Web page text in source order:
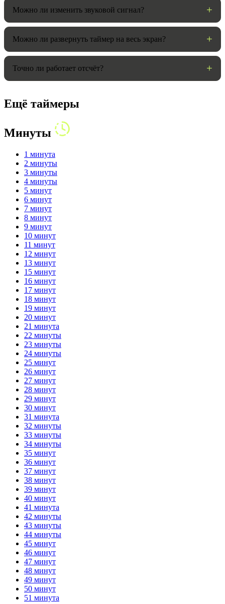
Можно ли изменить звуковой сигнал?
Можно ли развернуть таймер на весь экран?
Точно ли работает отсчёт?
Ещё таймеры
Минуты
1 минута
2 минуты
3 минуты
4 минуты
5 минут
6 минут
7 минут
8 минут
9 минут
10 минут
11 минут
12 минут
13 минут
15 минут
16 минут
17 минут
18 минут
19 минут
20 минут
21 минута
22 минуты
23 минуты
24 минуты
25 минут
26 минут
27 минут
28 минут
29 минут
30 минут
31 минута
32 минуты
33 минуты
34 минуты
35 минут
36 минут
37 минут
38 минут
39 минут
40 минут
41 минута
42 минуты
43 минуты
44 минуты
45 минут
46 минут
47 минут
48 минут
49 минут
50 минут
51 минута